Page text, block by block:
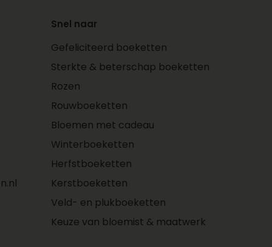
Snel naar
Gefeliciteerd boeketten
Sterkte & beterschap boeketten
Rozen
Rouwboeketten
Bloemen met cadeau
Winterboeketten
Herfstboeketten
Kerstboeketten
Veld- en plukboeketten
Keuze van bloemist & maatwerk